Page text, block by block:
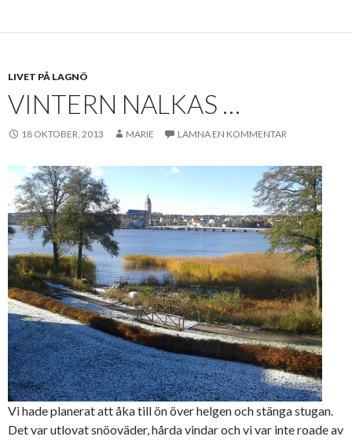
LIVET PÅ LAGNÖ
VINTERN NALKAS …
18 OKTOBER, 2013 MARIE LÄMNA EN KOMMENTAR
Vi hade planerat att åka till ön över helgen och stänga stugan.
Det var utlovat snöoväder, hårda vindar och vi var inte roade av